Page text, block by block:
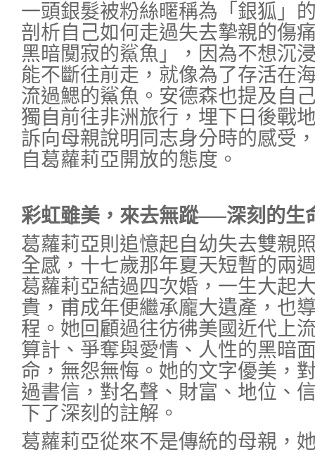
一頭銀髮被粉絲暱稱為「銀狐」
剖析自己如何走過失去摯親的傷
黑暗闃寂的鯊魚」，因為不想沉
能不斷往前走，就像為了存活在
流過鰓的鯊魚。安德森也提及自
獨自前往非洲旅行，埋下日後戰
訴向母親說明同志身分時的感受
自葛蘿莉亞開放的態度。
彩虹雖美，來去無蹤──深刻的生
葛蘿莉亞則追憶起自幼失去雙親
全感，十七歲那年夏天短暫的兩
葛蘿莉亞結過四次婚，一生大起
貴，甫成年便繼承龐大遺產，也
程。她回顧過往彷彿美國近代上
算計、爭奪與愛情、人性的黑
命，無怨無悔。她的文字優美，
過書信，對名聲、財富、地位、
下了深刻的註解。
葛蘿莉亞從來不是傳統的母親，